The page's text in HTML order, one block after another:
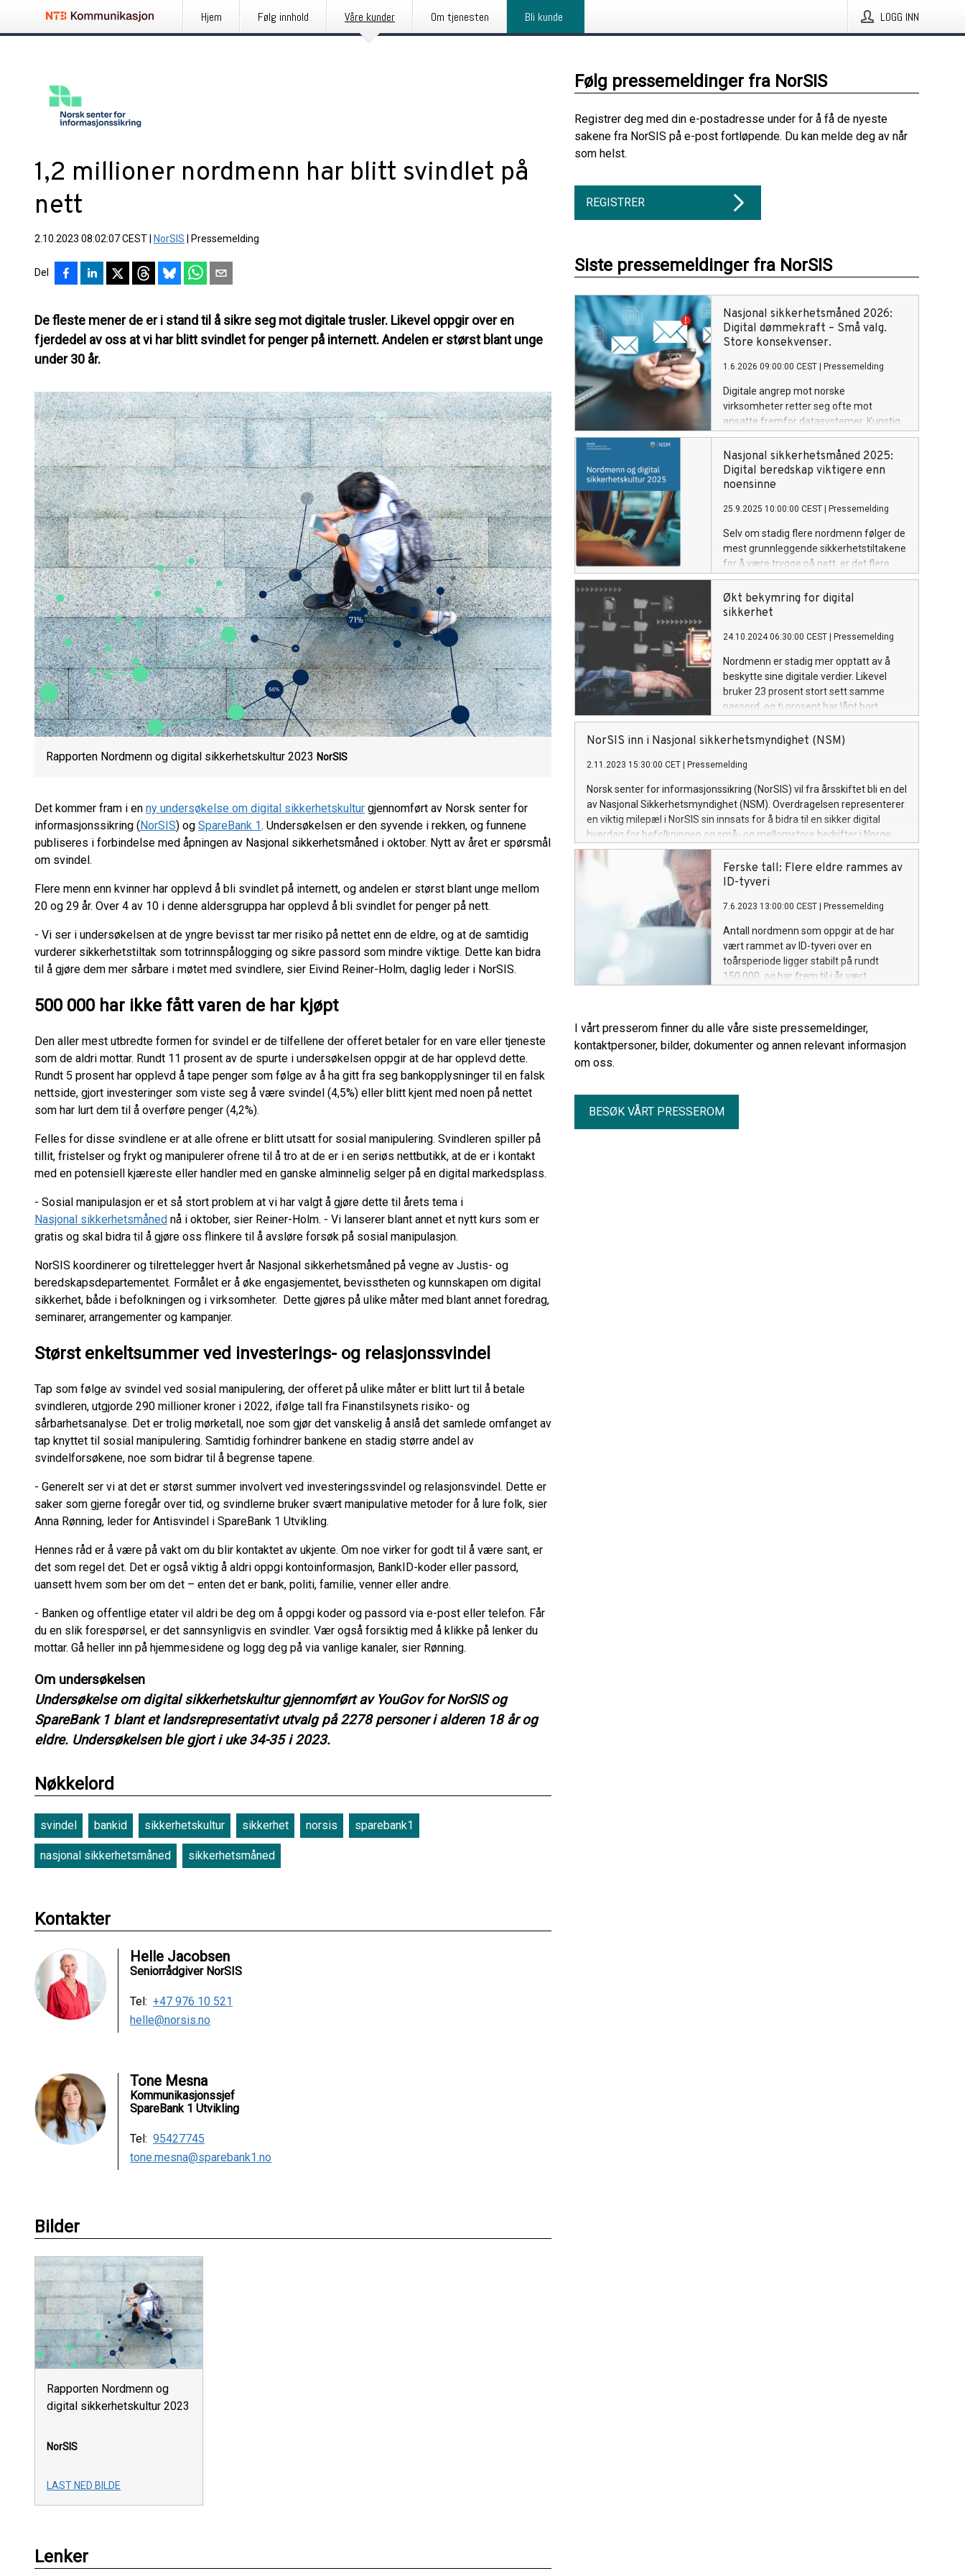
Hjem Følg innhold Våre kunder Om tjenesten Bli kunde LOGG INN
1,2 millioner nordmenn har blitt svindlet på
nett
2.10.2023 08:02:07 CEST NorSIS Pressemelding
Del
De fleste mener de er i stand til å sikre seg mot digitale trusler. Likevel oppgir over en
fjerdedel av oss at vi har blitt svindlet for penger på internett. Andelen er størst blant unge
under 30 år.
Rapporten Nordmenn og digital sikkerhetskultur 2023 NorSIS
Det kommer fram i en ny undersøkelse om digital sikkerhetskultur gjennomført av Norsk senter for
informasjonssikring (NorSIS) og SpareBank 1. Undersøkelsen er den syvende i rekken, og funnene
publiseres i forbindelse med åpningen av Nasjonal sikkerhetsmåned i oktober. Nytt av året er spørsmål
om svindel.
Flere menn enn kvinner har opplevd å bli svindlet på internett, og andelen er størst blant unge mellom
20 og 29 år. Over 4 av 10 i denne aldersgruppa har opplevd å bli svindlet for penger på nett.
- Vi ser i undersøkelsen at de yngre bevisst tar mer risiko på nettet enn de eldre, og at de samtidig
vurderer sikkerhetstiltak som totrinnspålogging og sikre passord som mindre viktige. Dette kan bidra
til å gjøre dem mer sårbare i møtet med svindlere, sier Eivind Reiner-Holm, daglig leder i NorSIS.
500 000 har ikke fått varen de har kjøpt
Den aller mest utbredte formen for svindel er de tilfellene der offeret betaler for en vare eller tjeneste
som de aldri mottar. Rundt 11 prosent av de spurte i undersøkelsen oppgir at de har opplevd dette.
Rundt 5 prosent har opplevd å tape penger som følge av å ha gitt fra seg bankopplysninger til en falsk
nettside, gjort investeringer som viste seg å være svindel (4,5%) eller blitt kjent med noen på nettet
som har lurt dem til å overføre penger (4,2%).
Felles for disse svindlene er at alle ofrene er blitt utsatt for sosial manipulering. Svindleren spiller på
tillit, fristelser og frykt og manipulerer ofrene til å tro at de er i en seriøs nettbutikk, at de er i kontakt
med en potensiell kjæreste eller handler med en ganske alminnelig selger på en digital markedsplass.
- Sosial manipulasjon er et så stort problem at vi har valgt å gjøre dette til årets tema i
Nasjonal sikkerhetsmåned nå i oktober, sier Reiner-Holm. - Vi lanserer blant annet et nytt kurs som er
gratis og skal bidra til å gjøre oss flinkere til å avsløre forsøk på sosial manipulasjon.
NorSIS koordinerer og tilrettelegger hvert år Nasjonal sikkerhetsmåned på vegne av Justis- og
beredskapsdepartementet. Formålet er å øke engasjementet, bevisstheten og kunnskapen om digital
sikkerhet, både i befolkningen og i virksomheter. Dette gjøres på ulike måter med blant annet foredrag,
seminarer, arrangementer og kampanjer.
Størst enkeltsummer ved investerings- og relasjonssvindel
Tap som følge av svindel ved sosial manipulering, der offeret på ulike måter er blitt lurt til å betale
svindleren, utgjorde 290 millioner kroner i 2022, ifølge tall fra Finanstilsynets risiko- og
sårbarhetsanalyse. Det er trolig mørketall, noe som gjør det vanskelig å anslå det samlede omfanget av
tap knyttet til sosial manipulering. Samtidig forhindrer bankene en stadig større andel av
svindelforsøkene, noe som bidrar til å begrense tapene.
- Generelt ser vi at det er størst summer involvert ved investeringssvindel og relasjonsvindel. Dette er
saker som gjerne foregår over tid, og svindlerne bruker svært manipulative metoder for å lure folk, sier
Anna Rønning, leder for Antisvindel i SpareBank 1 Utvikling.
Hennes råd er å være på vakt om du blir kontaktet av ukjente. Om noe virker for godt til å være sant, er
det som regel det. Det er også viktig å aldri oppgi kontoinformasjon, BankID-koder eller passord,
uansett hvem som ber om det – enten det er bank, politi, familie, venner eller andre.
- Banken og offentlige etater vil aldri be deg om å oppgi koder og passord via e-post eller telefon. Får
du en slik forespørsel, er det sannsynligvis en svindler. Vær også forsiktig med å klikke på lenker du
mottar. Gå heller inn på hjemmesidene og logg deg på via vanlige kanaler, sier Rønning.
Om undersøkelsen
Undersøkelse om digital sikkerhetskultur gjennomført av YouGov for NorSIS og
SpareBank 1 blant et landsrepresentativt utvalg på 2278 personer i alderen 18 år og
eldre. Undersøkelsen ble gjort i uke 34-35 i 2023.
Nøkkelord
svindel bankid sikkerhetskultur sikkerhet norsis sparebank1
nasjonal sikkerhetsmåned sikkerhetsmåned
Kontakter
Helle Jacobsen
Seniorrådgiver NorSIS
Tel: +47 976 10 521
helle@norsis.no
Tone Mesna
Kommunikasjonssjef
SpareBank 1 Utvikling
Tel: 95427745
tone.mesna@sparebank1.no
Bilder
Rapporten Nordmenn og
digital sikkerhetskultur 2023
NorSIS
LAST NED BILDE
Lenker
Følg pressemeldinger fra NorSIS
Registrer deg med din e-postadresse under for å få de nyeste
sakene fra NorSIS på e-post fortløpende. Du kan melde deg av når
som helst.
REGISTRER
Siste pressemeldinger fra NorSIS
Nasjonal sikkerhetsmåned 2026:
Digital dømmekraft – Små valg.
Store konsekvenser.
1.6.2026 09:00:00 CEST Pressemelding
Digitale angrep mot norske
virksomheter retter seg ofte mot
ansatte fremfor datasystemer. Kunstig
intelligens gjør svindelforsøkene mer
troverdige og vanskeligere å avsløre.
Samtidig er nær 3 av 10 ansatte i norske
småbedrifter usikre på egen evne til å
Nasjonal sikkerhetsmåned 2025:
Digital beredskap viktigere enn
noensinne
25.9.2025 10:00:00 CEST Pressemelding
Selv om stadig flere nordmenn følger de
mest grunnleggende sikkerhetstiltakene
for å være trygge på nett, er det flere
som innrømmer de tar sjanser de vet
kan være risikable.
Økt bekymring for digital
sikkerhet
24.10.2024 06:30:00 CEST Pressemelding
Nordmenn er stadig mer opptatt av å
beskytte sine digitale verdier. Likevel
bruker 23 prosent stort sett samme
passord, og ti prosent har lånt bort
BankID til andre. Det kommer frem i en
årlig undersøkelse om digital
NorSIS inn i Nasjonal sikkerhetsmyndighet (NSM)
2.11.2023 15:30:00 CET Pressemelding
Norsk senter for informasjonssikring (NorSIS) vil fra årsskiftet bli en del
av Nasjonal Sikkerhetsmyndighet (NSM). Overdragelsen representerer
en viktig milepæl i NorSIS sin innsats for å bidra til en sikker digital
hverdag for befolkningen og små- og mellomstore bedrifter i Norge.
Ferske tall: Flere eldre rammes av
ID-tyveri
7.6.2023 13:00:00 CEST Pressemelding
Antall nordmenn som oppgir at de har
vært rammet av ID-tyveri over en
toårsperiode ligger stabilt på rundt
150.000, og har frem til i år vært
befolkningen. Nå jobbes det med tiltak
som kan beskytte sårbare grupper mot
svindlerne.
I vårt presserom finner du alle våre siste pressemeldinger,
kontaktpersoner, bilder, dokumenter og annen relevant informasjon
om oss.
BESØK VÅRT PRESSEROM